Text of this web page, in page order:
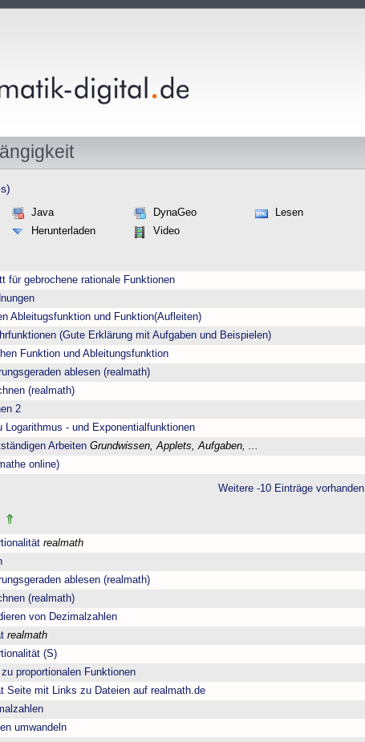
Java DynaGeo
Lesen
Herunterladen Video
für gebrochene rationale Funktionen
Ableitugsfunktion und Funktion(Aufleiten)
(Gute Erklärung mit Aufgaben und Beispielen)
Funktion und Ableitungsfunktion
ablesen (realmath)
(realmath)
2
Logarithmus - und Exponentialfunktionen
Arbeiten Grundwissen, Applets, Aufgaben, ...
online)
Weitere -10 Einträge vorhanden
realmath
ablesen (realmath)
(realmath)
von Dezimalzahlen
realmath
(S)
proportionalen Funktionen
Seite mit Links zu Dateien auf realmath.de
umwandeln